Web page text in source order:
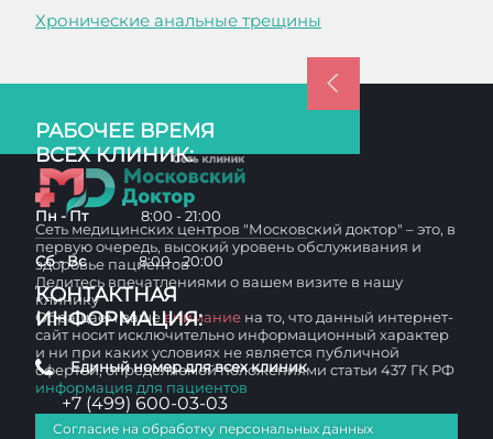
Хронические анальные трещины
РАБОЧЕЕ ВРЕМЯ
ВСЕХ КЛИНИК:
Пн - Пт 8:00 - 21:00
Сб - Вс 8:00 - 20:00
КОНТАКТНАЯ
ИНФОРМАЦИЯ:
Единый номер для всех клиник
+7 (499) 600-03-03
Сеть медицинских центров "Московский доктор" – это, в
первую очередь, высокий уровень обслуживания и
здоровье пациентов
Делитесь впечатлениями о вашем визите в нашу
клинику
Обращаем вашевнимание на то, что данный интернет-
сайт носит исключительно информационный характер
и ни при каких условиях не является публичной
офертой, определяемой положениями статьи 437 ГК РФ
информация для пациентов
Согласие на обработку персональных данных